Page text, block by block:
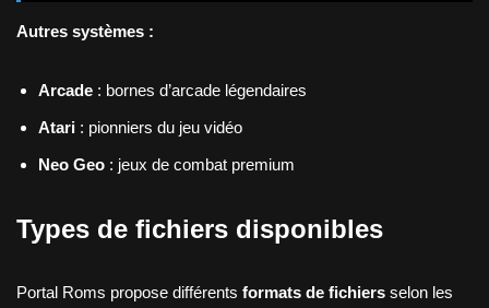
Autres systèmes :
Arcade : bornes d’arcade légendaires
Atari : pionniers du jeu vidéo
Neo Geo : jeux de combat premium
Types de fichiers disponibles
Portal Roms propose différents formats de fichiers selon les